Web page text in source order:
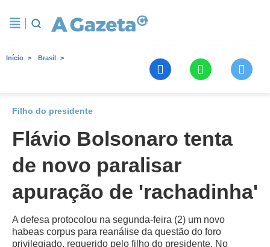
Início Brasil
Filho do presidente
Flávio Bolsonaro tenta
de novo paralisar
apuração de 'rachadinha'
A defesa protocolou na segunda-feira (2) um novo
habeas corpus para reanálise da questão do foro
privilegiado, requerido pelo filho do presidente. No